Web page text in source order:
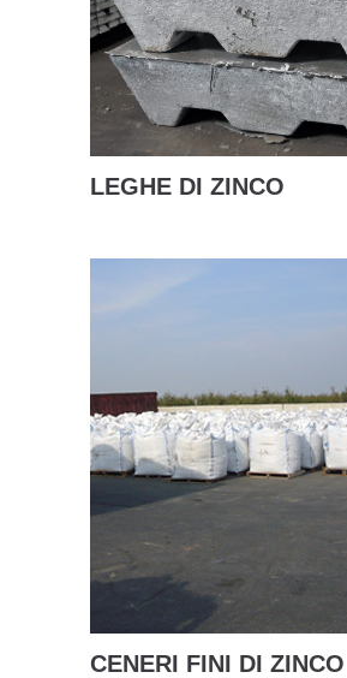
LEGHE DI ZINCO
SCOPRI DI
CENERI FINI DI ZINCO